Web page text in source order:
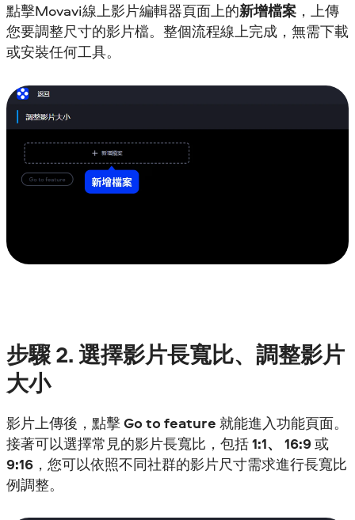
點擊Movavi線上影片編輯器頁面上的新增檔案 ，上傳
您要調整尺寸的影片檔。整個流程線上完成，無需下載
或安裝任何工具。
步驟2. 選擇影片長寬比、調整影片
大小
影片上傳後，點擊Go to feature 就能進入功能頁面。
接著可以選擇常見的影片長寬比，包括1:1、 16:9 或
9:16 ，您可以依照不同社群的影片尺寸需求進行長寬比
例調整。